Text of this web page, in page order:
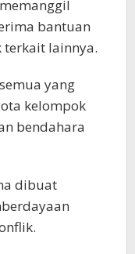
bantuan
terkait lainnya.
yang
kelompok
bendahara
dibuat